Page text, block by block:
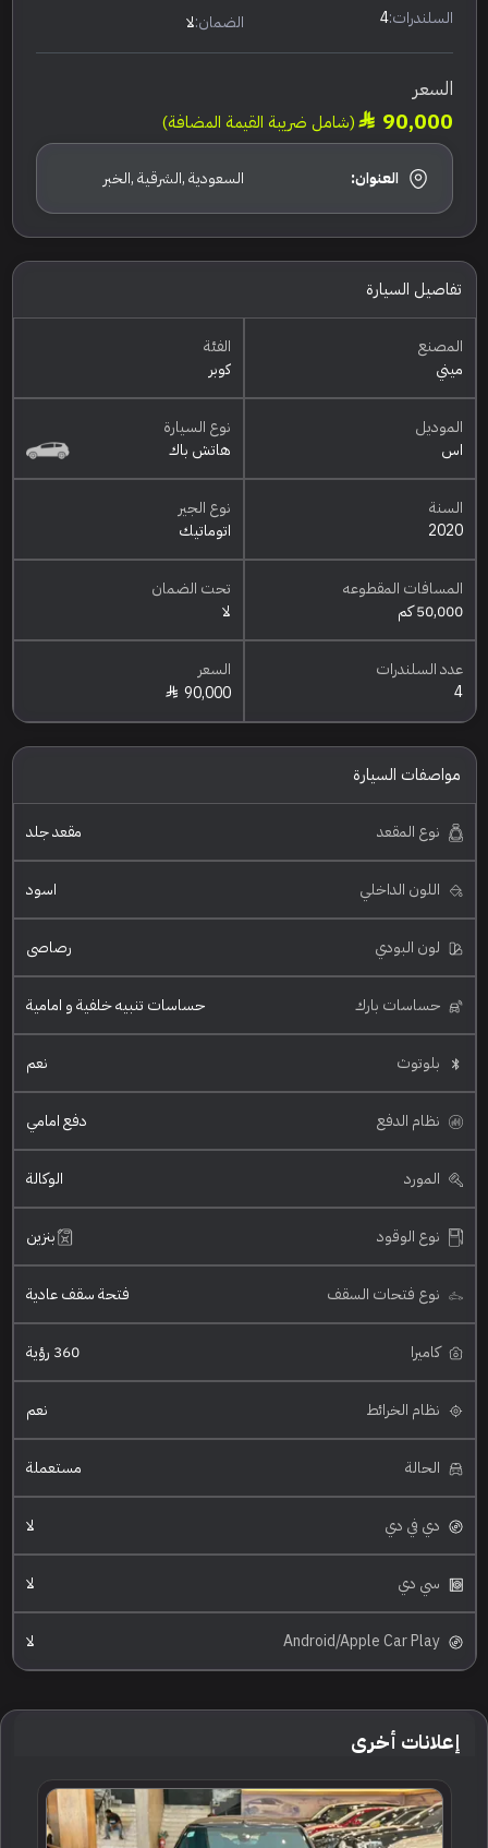
السلندرات:4 الضمان:لا
السعر
90,000 (شامل ضريبة القيمة المضافة)
العنوان: السعودية ,الشرقية ,الخبر
تفاصيل السيارة
المصنع
ميني
الفئة
كوبر
الموديل
اس
نوع السيارة
هاتش باك
السنة
2020
نوع الجير
اتوماتيك
المسافات المقطوعه
50,000 كم
تحت الضمان
لا
عدد السلندرات
4
السعر
90,000
مواصفات السيارة
نوع المقعد مقعد جلد
اللون الداخلي اسود
لون البودي رصاصي
حساسات بارك حساسات تنبيه خلفية و امامية
بلوتوث نعم
نظام الدفع دفع امامي
المورد الوكالة
نوع الوقود بنزين
نوع فتحات السقف فتحة سقف عادية
كاميرا 360 رؤية
نظام الخرائط نعم
الحالة مستعملة
دي في دي لا
سي دي لا
Android/Apple Car Play لا
إعلانات أخرى